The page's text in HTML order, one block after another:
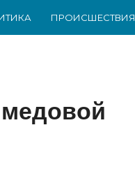
ПРОИСШЕСТВИЯ